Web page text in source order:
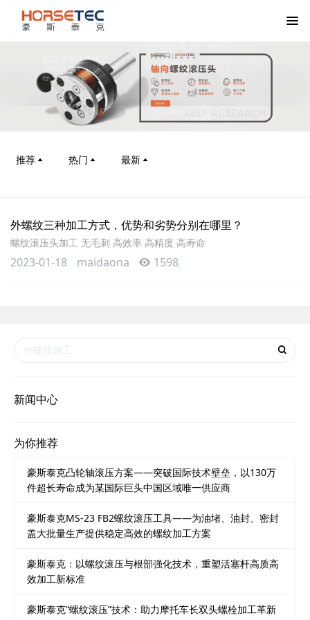
推荐 热门 最新
外螺纹三种加工方式，优势和劣势分别在哪里？
螺纹滚压头加工 无毛刺 高效率 高精度 高寿命
2023-01-18 maidaona 1598
新闻中心
为你推荐
豪斯泰克凸轮轴滚压方案——突破国际技术壁垒，以130万
件超长寿命成为某国际巨头中国区域唯一供应商
豪斯泰克MS-23 FB2螺纹滚压工具——为油堵、油封、密封
盖大批量生产提供稳定高效的螺纹加工方案
豪斯泰克：以螺纹滚压与根部强化技术，重塑活塞杆高质高
效加工新标准
豪斯泰克“螺纹滚压”技术：助力摩托车长双头螺栓加工革新